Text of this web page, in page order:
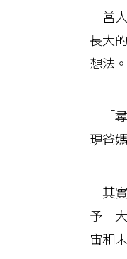
當
長大
想法。
「
現爸
其
予「
宙和